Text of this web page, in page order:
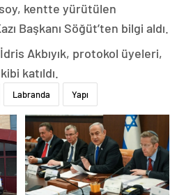
kentte yürütülen
Başkanı Söğüt’ten bilgi aldı.
Akbıyık, protokol üyeleri,
katıldı.
Labranda Yapı